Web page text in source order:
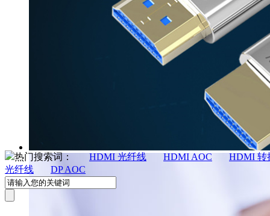
热门搜索词： HDMI 光纤线 HDMI AOC
HDMI 转
光纤线
DP AOC